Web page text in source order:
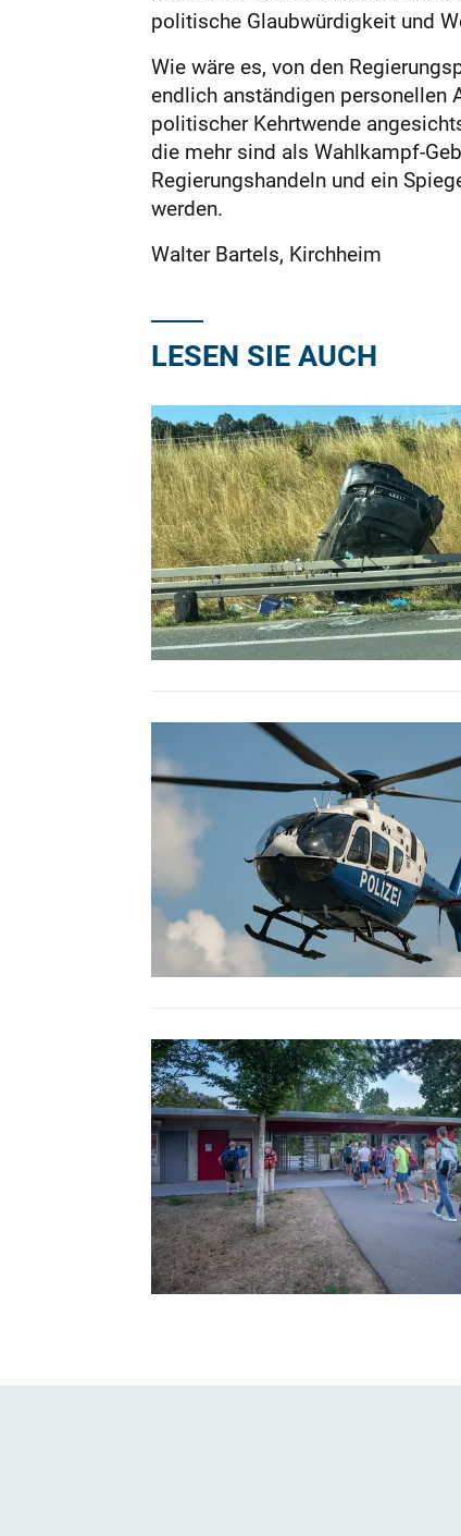
politische Glaubwürdigkeit und
Wie wäre es, von den
endlich anständigen personellen
politischer Kehrtwende
die mehr sind als Wahlkampf-
Regierungshandeln und ein
werden.
Walter Bartels, Kirchheim
LESEN SIE AUCH